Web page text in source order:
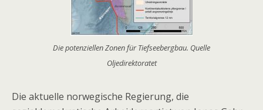
Die potenziellen Zonen für Tiefseebergbau. Quelle
Oljedirektoratet
Die aktuelle norwegische Regierung, die